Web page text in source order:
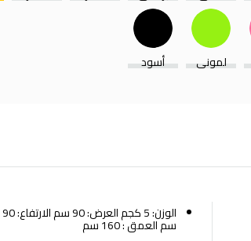
لموني أسود
الوزن: 5 كجم العرض: 90 سم الارتفاع: 90
سم العمق : 160 سم